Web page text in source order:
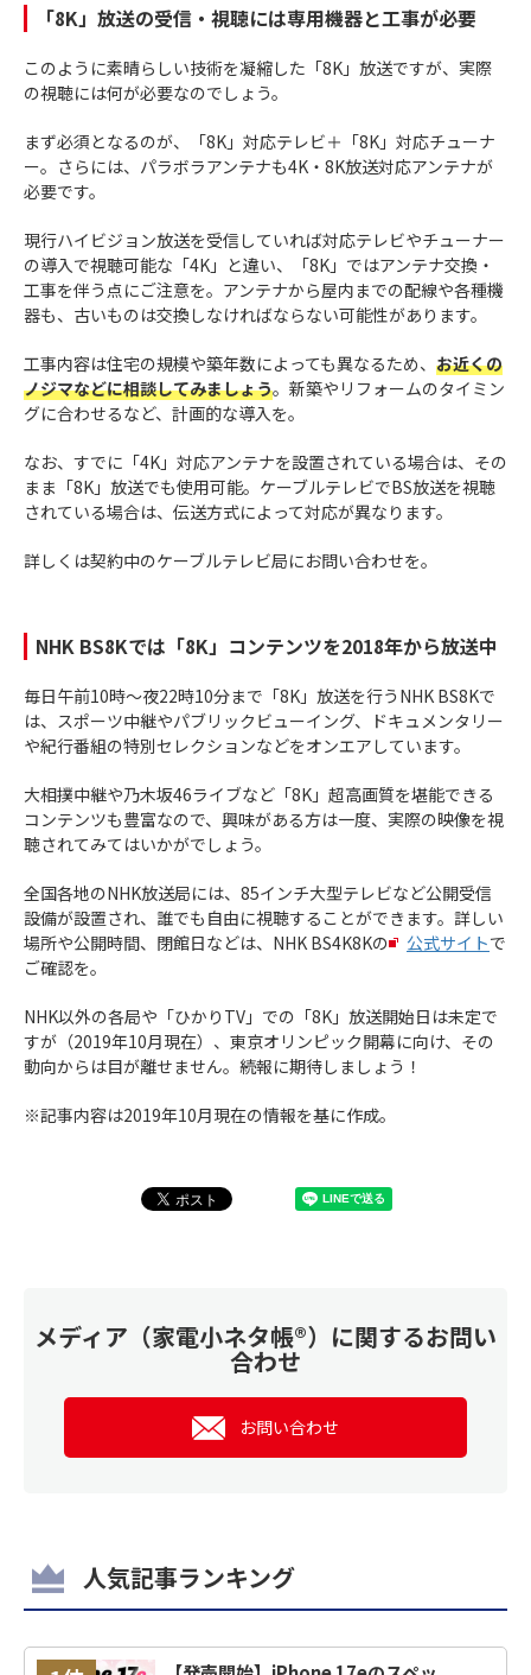
「8K」放送の受信・視聴には専用機器と工事が必要
このように素晴らしい技術を凝縮した「8K」放送ですが、実際
の視聴には何が必要なのでしょう。
まず必須となるのが、「8K」対応テレビ＋「8K」対応チューナ
ー。さらには、パラボラアンテナも4K・8K放送対応アンテナが
必要です。
現行ハイビジョン放送を受信していれば対応テレビやチューナー
の導入で視聴可能な「4K」と違い、「8K」ではアンテナ交換・
工事を伴う点にご注意を。アンテナから屋内までの配線や各種機
器も、古いものは交換しなければならない可能性があります。
工事内容は住宅の規模や築年数によっても異なるため、 お近くの
ノジマなどに相談してみましょう。新築やリフォームのタイミン
グに合わせるなど、計画的な導入を。
なお、すでに「4K」対応アンテナを設置されている場合は、その
まま「8K」放送でも使用可能。ケーブルテレビでBS放送を視聴
されている場合は、伝送方式によって対応が異なります。
詳しくは契約中のケーブルテレビ局にお問い合わせを。
NHK BS8Kでは「8K」コンテンツを2018年から放送中
毎日午前10時～夜22時10分まで「8K」放送を行うNHK BS8Kで
は、スポーツ中継やパブリックビューイング、ドキュメンタリー
や紀行番組の特別セレクションなどをオンエアしています。
大相撲中継や乃木坂46ライブなど「8K」超高画質を堪能できる
コンテンツも豊富なので、興味がある方は一度、実際の映像を視
聴されてみてはいかがでしょう。
全国各地のNHK放送局には、85インチ大型テレビなど公開受信
設備が設置され、誰でも自由に視聴することができます。詳しい
場所や公開時間、閉館日などは、NHK BS4K8Kの
公式サイトで
ご確認を。
NHK以外の各局や「ひかりTV」での「8K」放送開始日は未定で
すが（2019年10月現在）、東京オリンピック開幕に向け、その
動向からは目が離せません。続報に期待しましょう！
※記事内容は2019年10月現在の情報を基に作成。
メディア（家電小ネタ帳®）に関するお問い
合わせ
お問い合わせ
人気記事ランキング